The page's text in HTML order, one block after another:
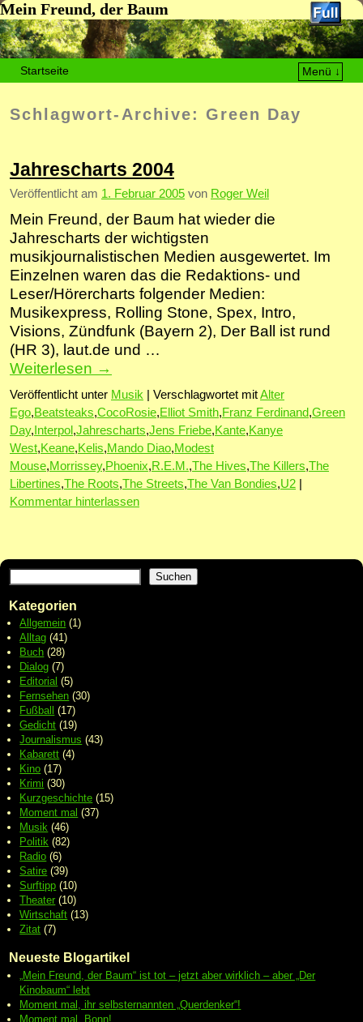
Mein Freund, der Baum
Startseite
Menü ↓
Schlagwort-Archive: Green Day
Jahrescharts 2004
Veröffentlicht am 1. Februar 2005 von Roger Weil
Mein Freund, der Baum hat wieder die
Jahrescharts der wichtigsten
musikjournalistischen Medien ausgewertet. Im
Einzelnen waren das die Redaktions- und
Leser/Hörercharts folgender Medien:
Musikexpress, Rolling Stone, Spex, Intro,
Visions, Zündfunk (Bayern 2), Der Ball ist rund
(HR 3), laut.de und …
Weiterlesen →
Veröffentlicht unter Musik Verschlagwortet mitAlter
Ego,Beatsteaks,CocoRosie,Elliot Smith,Franz Ferdinand,Green
Day, Interpol ,Jahrescharts,Jens Friebe,Kante,Kanye
West,Keane,Kelis,Mando Diao,Modest
Mouse,Morrissey,Phoenix,R.E.M.,The Hives,The Killers,The
Libertines,The Roots,The Streets,The Van Bondies,U2
Kommentar hinterlassen
Suchen
Kategorien
Allgemein (1)
Alltag (41)
Buch (28)
Dialog (7)
Editorial (5)
Fernsehen (30)
Fußball (17)
Gedicht (19)
Journalismus (43)
Kabarett (4)
Kino (17)
Krimi (30)
Kurzgeschichte (15)
Moment mal (37)
Musik (46)
Politik (82)
Radio (6)
Satire (39)
Surftipp (10)
Theater (10)
Wirtschaft (13)
Zitat (7)
Neueste Blogartikel
„Mein Freund, der Baum“ ist tot – jetzt aber wirklich – aber „Der
Kinobaum“ lebt
Moment mal, ihr selbsternannten „Querdenker“!
Moment mal, Bonn!